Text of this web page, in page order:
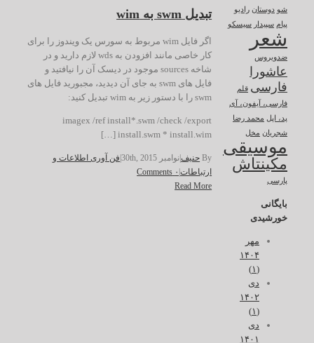
تبدیل swm به wim
اگر فایل wim مربوط به سورس یک ویندوز را برای
کار خاصی مانند افزودن به wds لازم دارید و در
شاخه sources موجود در دیسک آن را نیافتید و
فایل های swm به جای آن دیدید، مجبورید فایل های
swm را با دستور زیر به wim تبدیل کنید:
imagex /ref install*.swm /check /export
install.swm * install.wim […]
By حنیف|نوامبر 30th, 2015 |فن آوری اطلاعات و
ارتباطات| ۰ Comments
Read More
شو دوستان رادیو
پیام سپیدار سیسکو
شعر
ضدویروس
عاشورا
فارسی قلم
فارسی، آیفون، آی
پد، اپل محمد رضا
شجریان مخل
موسیقی
مکینتاش
پارسی
بایگانی
خورشیدی
مهر
۱۴۰۴
(۱)
دی
۱۴۰۲
(۱)
دی
۱۴۰۱